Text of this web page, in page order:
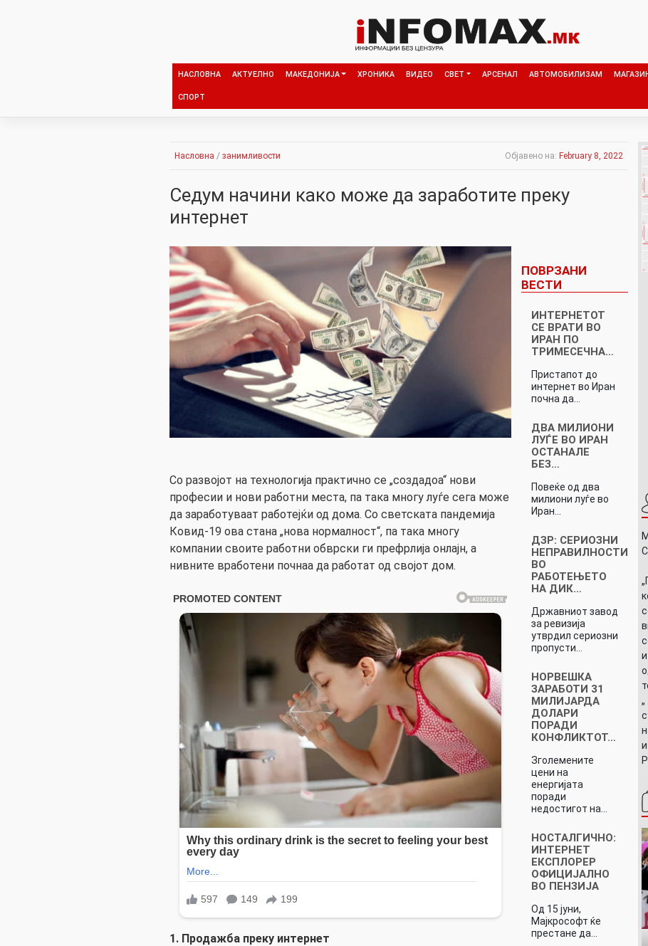
НАСЛОВНА АКТУЕЛНО МАКЕДОНИЈА ХРОНИКА ВИДЕО СВЕТ АРСЕНАЛ АВТОМОБИЛИЗАМ
СПОРТ
Насловна / занимливости Објавено на: February 8, 2022
Седум начини како може да заработите преку
интернет
Со развојот на технологија практично се „создадоа“ нови
професии и нови работни места, па така многу луѓе сега може
да заработуваат работејќи од дома. Со светската пандемија
Ковид-19 ова стана „нова нормалност“, па така многу
компании своите работни обврски ги префрлија онлајн, а
нивните вработени почнаа да работат од својот дом.
1. Продажба преку интернет
ПОВРЗАНИ
ВЕСТИ
ИНТЕРНЕТОТ
СЕ ВРАТИ ВО
ИРАН ПО
ТРИМЕСЕЧНА…
Пристапот до
интернет во Иран
почна да…
ДВА МИЛИОНИ
ЛУЃЕ ВО ИРАН
ОСТАНАЛЕ
БЕЗ…
Повеќе од два
милиони луѓе во
Иран…
ДЗР: СЕРИОЗНИ
НЕПРАВИЛНОСТИ
ВО
РАБОТЕЊЕТО
НА ДИК…
Државниот завод
за ревизија
утврдил сериозни
пропусти…
НОРВЕШКА
ЗАРАБОТИ 31
МИЛИЈАРДА
ДОЛАРИ
ПОРАДИ
КОНФЛИКТОТ…
Зголемените
цени на
енергијата
поради
недостигот на…
НОСТАЛГИЧНО:
ИНТЕРНЕТ
ЕКСПЛОРЕР
ОФИЦИЈАЛНО
ВО ПЕНЗИЈА
Од 15 јуни,
Мајкрософт ќе
престане да…